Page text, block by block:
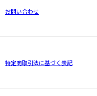
お問い合わせ
特定商取引法に基づく表記